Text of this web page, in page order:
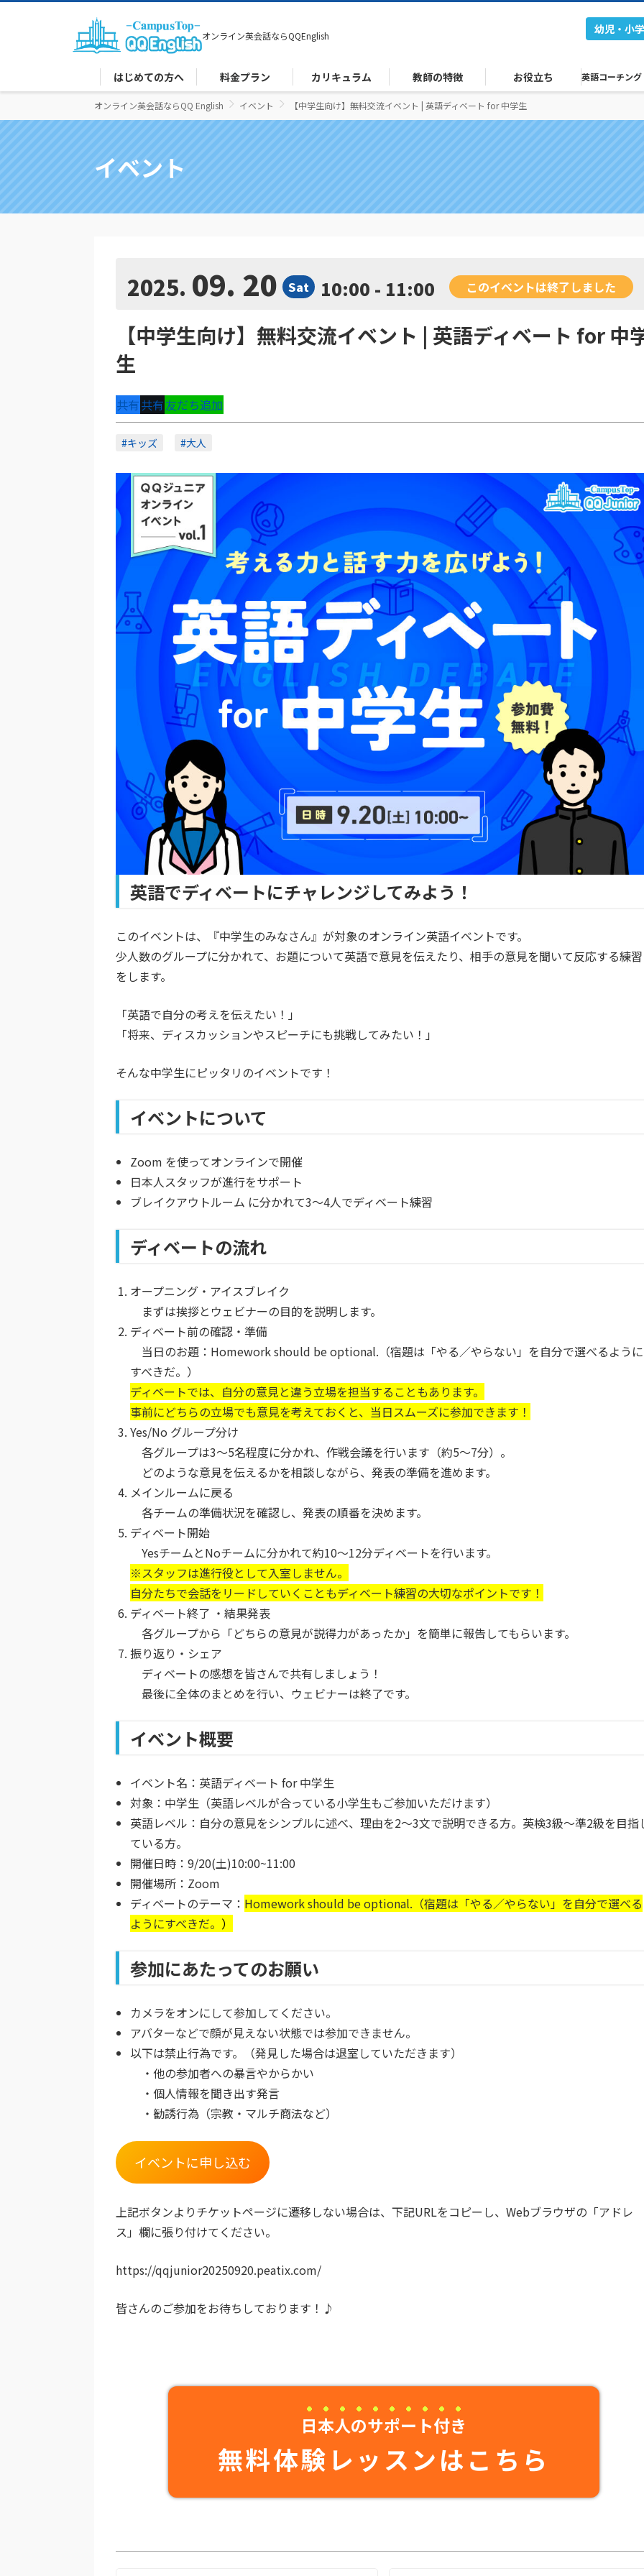
オンライン英会話ならQQEnglish 幼児・小
はじめての方へ 料金プラン カリキュラム 教師の特徴 お役立ち 英語コーチング
オンライン英会話ならQQ English イベント 【中学生向け】無料交流イベント | 英語ディベート for 中学生
イベント
2025 09. 20 Sat 10:00 - 11:00 このイベントは終了しました
【中学生向け】無料交流イベント | 英語ディベート for 中
生
共有共有友だち追加
#キッズ #大人
英語でディベートにチャレンジしてみよう！
このイベントは、『中学生のみなさん』が対象のオンライン英語イベントです。
少人数のグループに分かれて、お題について英語で意見を伝えたり、相手の意見を聞いて反応する練習
をします。
「英語で自分の考えを伝えたい！」
「将来、ディスカッションやスピーチにも挑戦してみたい！」
そんな中学生にピッタリのイベントです！
イベントについて
Zoom を使ってオンラインで開催
日本人スタッフが進行をサポート
ブレイクアウトルーム に分かれて3〜4人でディベート練習
ディベートの流れ
オープニング・アイスブレイク
まずは挨拶とウェビナーの目的を説明します。
ディベート前の確認・準備
当日のお題：Homework should be optional.（宿題は「やる／やらない」を自分で選べるように
すべきだ。）
ディベートでは、自分の意見と違う立場を担当することもあります。
事前にどちらの立場でも意見を考えておくと、当日スムーズに参加できます！
Yes/No グループ分け
各グループは3〜5名程度に分かれ、作戦会議を行います（約5〜7分）。
どのような意見を伝えるかを相談しながら、発表の準備を進めます。
メインルームに戻る
各チームの準備状況を確認し、発表の順番を決めます。
ディベート開始
YesチームとNoチームに分かれて約10〜12分ディベートを行います。
※スタッフは進行役として入室しません。
自分たちで会話をリードしていくこともディベート練習の大切なポイントです！
ディベート終了 ・結果発表
各グループから「どちらの意見が説得力があったか」を簡単に報告してもらいます。
振り返り・シェア
ディベートの感想を皆さんで共有しましょう！
最後に全体のまとめを行い、ウェビナーは終了です。
イベント概要
イベント名：英語ディベート for 中学生
対象：中学生（英語レベルが合っている小学生もご参加いただけます）
英語レベル：自分の意見をシンプルに述べ、理由を2〜3文で説明できる方。英検3級〜準2級を目指
ている方。
開催日時：9/20(土)10:00~11:00
開催場所：Zoom
ディベートのテーマ： Homework should be optional.（宿題は「やる／やらない」を自分で選べる
ようにすべきだ。 ）
参加にあたってのお願い
カメラをオンにして参加してください。
アバターなどで顔が見えない状態では参加できません。
以下は禁止行為です。（発見した場合は退室していただきます）
・他の参加者への暴言やからかい
・個人情報を聞き出す発言
・勧誘行為（宗教・マルチ商法など）
イベントに申し込む
上記ボタンよりチケットページに遷移しない場合は、下記URLをコピーし、Webブラウザの「アドレ
ス」欄に張り付けてください。
https://qqjunior20250920.peatix.com/
皆さんのご参加をお待ちしております！♪
日本人のサポート付き
無料体験レッスンはこちら